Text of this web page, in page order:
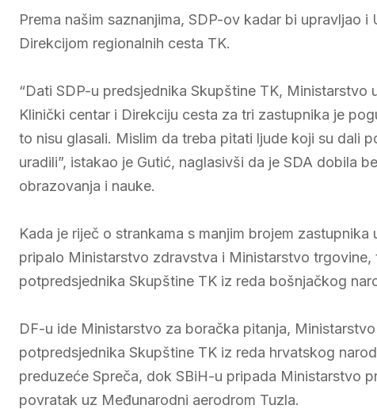
Prema našim saznanjima, SDP-ov kadar bi upravljao
Direkcijom regionalnih cesta TK.
“Dati SDP-u predsjednika Skupštine TK,
Klinički centar i Direkciju cesta za tri zastupnika je
to nisu glasali. Mislim da treba pitati ljude koji su dali
uradili”, istakao je Gutić, naglasivši da je SDA dobila
obrazovanja i nauke.
Kada je riječ o strankama s manjim brojem
pripalo Ministarstvo zdravstva i Ministarstvo
potpredsjednika Skupštine TK iz reda bošnjačkog
DF-u ide Ministarstvo za boračka pitanja,
potpredsjednika Skupštine TK iz reda hrvatskog
preduzeće Spreča, dok SBiH-u pripada Ministarstvo
povratak uz Međunarodni aerodrom Tuzla.